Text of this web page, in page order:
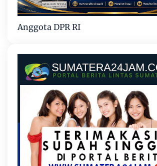
Anggota DPR RI